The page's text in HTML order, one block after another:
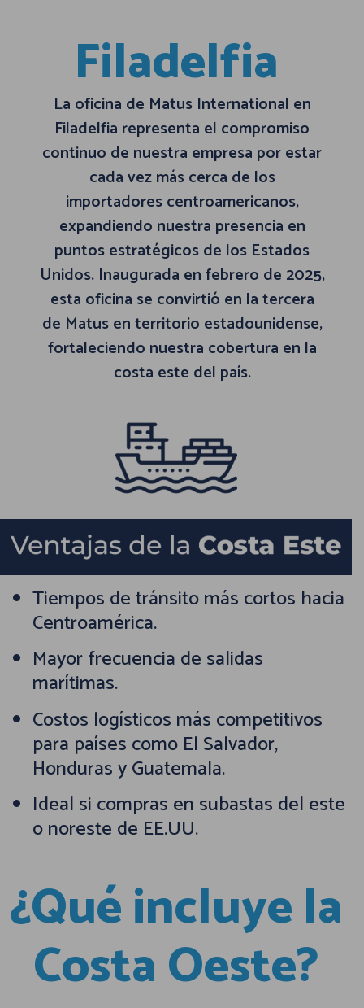
Filadelfia
La oficina de Matus International en
Filadelfia representa el compromiso
continuo de nuestra empresa por estar
cada vez más cerca de los
importadores centroamericanos,
expandiendo nuestra presencia en
puntos estratégicos de los Estados
Unidos. Inaugurada en febrero de 2025,
esta oficina se convirtió en la tercera
de Matus en territorio estadounidense,
fortaleciendo nuestra cobertura en la
costa este del país.
Tiempos de tránsito más cortos hacia
Centroamérica.
Mayor frecuencia de salidas
marítimas.
Costos logísticos más competitivos
para países como El Salvador,
Honduras y Guatemala.
Ideal si compras en subastas del este
o noreste de EE.UU.
¿Qué incluye la
Costa Oeste?